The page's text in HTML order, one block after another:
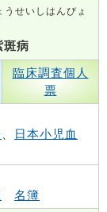
うせいしはんびょ
斑病
臨床調査個人
票
、
日本小児血
名簿